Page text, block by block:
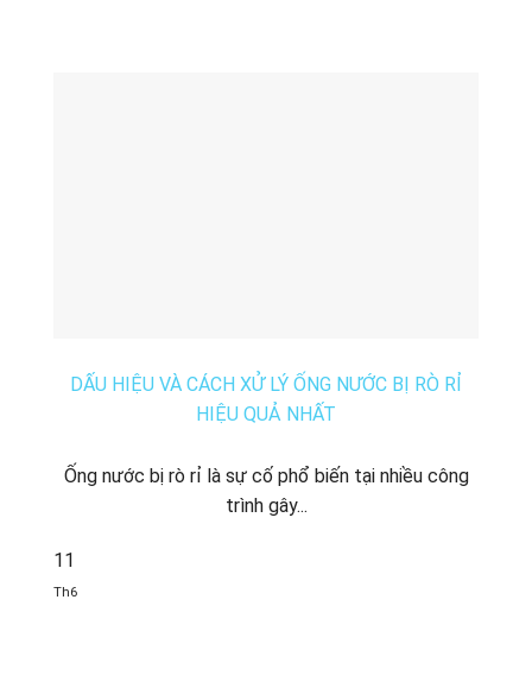
DẤU HIỆU VÀ CÁCH XỬ LÝ ỐNG NƯỚC BỊ RÒ RỈ
HIỆU QUẢ NHẤT
Ống nước bị rò rỉ là sự cố phổ biến tại nhiều công
trình gây...
11
Th6